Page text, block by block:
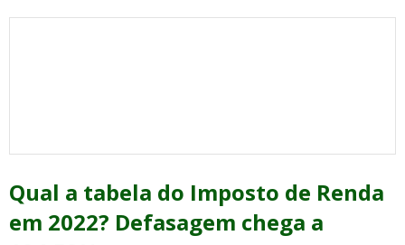
Qual a tabela do Imposto de Renda
em 2022? Defasagem chega a